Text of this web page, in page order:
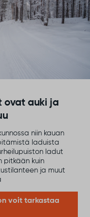
ovat auki ja
niin kauan
laduista
ladut
pitkään kuin
ja muut
voit tarkastaa